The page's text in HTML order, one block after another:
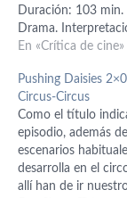
Duración: 103 min.
Drama.
Dueñas (Laura),
García Lorca (María
Ángeles), Pedro
Ossorio (Bernabé),
Naharro (Santi),
Bravo (Reyes),
Trujillo (Consuelo),
Parejo (Pedro),
En «Crítica de cine»
Pushing Daisies
Circus-Circus
Como el título
episodio, además
escenarios
desarrolla en el
allí han de ir